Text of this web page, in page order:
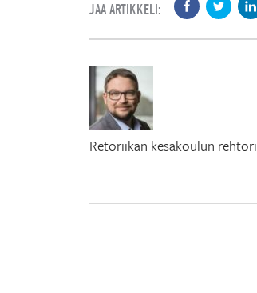
JAA ARTIKKELI:
Retoriikan kesäkoulun rehtori